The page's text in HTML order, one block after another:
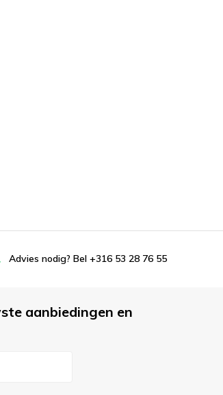
Advies nodig? Bel +316 53 28 76 55
aanbiedingen en